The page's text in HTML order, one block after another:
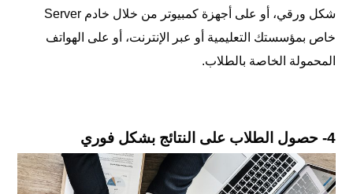
شكل ورقي، أو على أجهزة كمبيوتر من خلال خادم Server
خاص بمؤسستك التعليمية أو عبر الإنترنت، أو على الهواتف
المحمولة الخاصة بالطلاب.
4- حصول الطلاب على النتائج بشكل فوري